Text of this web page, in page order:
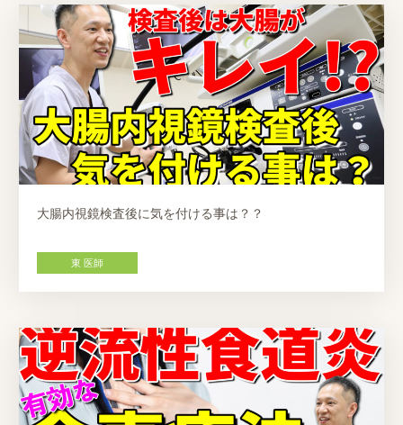
大腸内視鏡検査後に気を付ける事は？？
東 医師